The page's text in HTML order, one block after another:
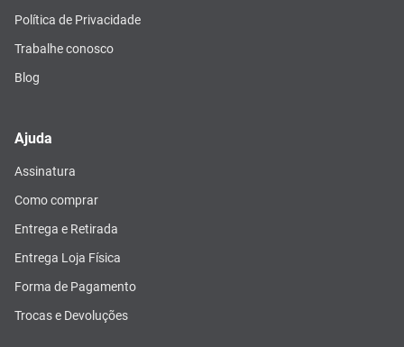
Política de Privacidade
Trabalhe conosco
Blog
Ajuda
Assinatura
Como comprar
Entrega e Retirada
Entrega Loja Física
Forma de Pagamento
Trocas e Devoluções